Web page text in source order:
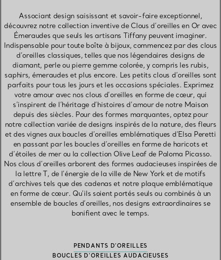
Associant design saisissant et savoir-faire exceptionnel,
découvrez notre collection inventive de Clous d’oreilles en Or avec
Émeraudes que seuls les artisans Tiffany peuvent imaginer.
Indispensable pour toute boîte à bijoux, commencez par des clous
d’oreilles classiques, telles que nos légendaires designs de
diamant, perle ou pierre gemme colorée, y compris les rubis,
saphirs, émeraudes et plus encore. Les petits clous d’oreilles sont
parfaits pour tous les jours et les occasions spéciales. Exprimez
votre amour avec nos clous d’oreilles en forme de cœur, qui
s’inspirent de l’héritage d’histoires d’amour de notre Maison
depuis des siècles. Pour des formes marquantes, optez pour
notre collection variée de designs inspirés de la nature, des fleurs
et des vignes aux boucles d’oreilles emblématiques d’Elsa Peretti
en passant par les boucles d’oreilles en forme de haricots et
d’étoiles de mer ou la collection Olive Leaf de Paloma Picasso.
Nos clous d’oreilles arborent des formes audacieuses inspirées de
la lettre T, de l’énergie de la ville de New York et de motifs
d’archives tels que des cadenas et notre plaque emblématique
en forme de cœur. Qu’ils soient portés seuls ou combinés à un
ensemble de boucles d’oreilles, nos designs extraordinaires se
bonifient avec le temps.
PENDANTS D’OREILLES
BOUCLES D’OREILLES AUDACIEUSES